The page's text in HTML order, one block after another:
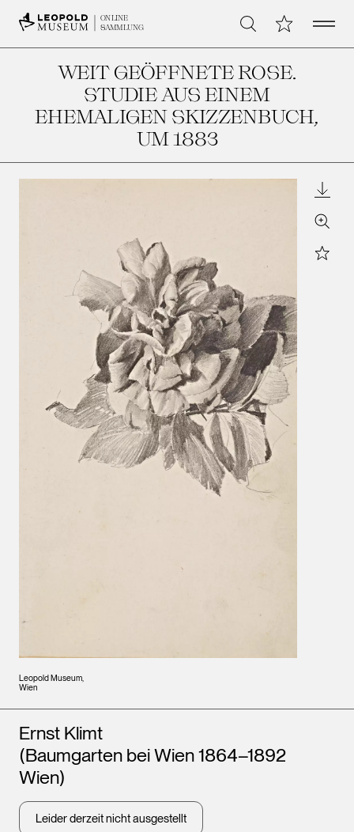
ONLINE
SAMMLUNG
Suche Meine Open
WEIT GEÖFFNETE ROSE.
STUDIE AUS EINEM
EHEMALIGEN SKIZZENBUCH,
UM 1883
Leopold Museum,
Wien
Zoom
Star
Künstler*innen
Ernst Klimt
(Baumgarten bei Wien 1864–1892
Wien)
Leider derzeit nicht ausgestellt